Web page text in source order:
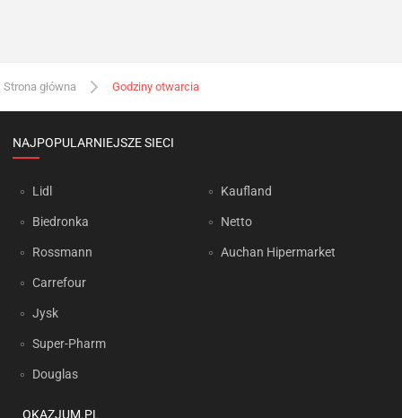
Strona główna Godziny otwarcia
NAJPOPULARNIEJSZE SIECI
Lidl
Biedronka
Rossmann
Carrefour
Jysk
Super-Pharm
Douglas
Kaufland
Netto
Auchan Hipermarket
OKAZJUM.PL